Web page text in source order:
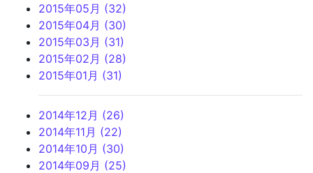
2015年05月 (32)
2015年04月 (30)
2015年03月 (31)
2015年02月 (28)
2015年01月 (31)
2014年12月 (26)
2014年11月 (22)
2014年10月 (30)
2014年09月 (25)